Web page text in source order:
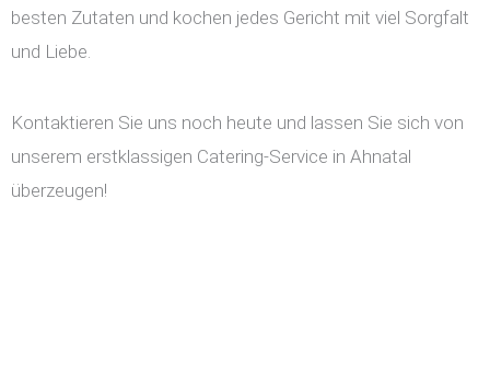
besten Zutaten und kochen jedes Gericht mit viel Sorgfalt
und Liebe.
Kontaktieren Sie uns noch heute und lassen Sie sich von
unserem erstklassigen Catering-Service in Ahnatal
überzeugen!